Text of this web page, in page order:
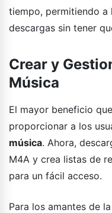
tiempo, permitiendo a
descargas sin tener
Crear y
Música
El mayor beneficio
proporcionar a los
música. Ahora,
M4A y crea listas de
para un fácil acceso.
Para los amantes de